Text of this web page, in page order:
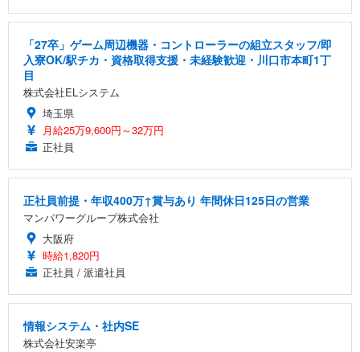
「27卒」ゲーム周辺機器・コントローラーの組立スタッフ/即
入寮OK/駅チカ・資格取得支援・未経験歓迎・川口市本町1丁
目
株式会社ELシステム
埼玉県
月給25万9,600円～32万円
正社員
正社員前提・年収400万↑賞与あり 年間休日125日の営業
マンパワーグループ株式会社
大阪府
時給1,820円
正社員 / 派遣社員
情報システム・社内SE
株式会社安楽亭